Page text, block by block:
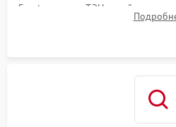
Frost, включая ТЭН оттайки и
платы управления при